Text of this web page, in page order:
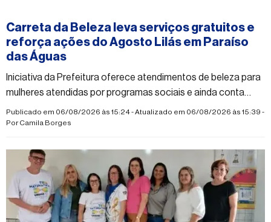
Carreta da Beleza leva serviços gratuitos e
reforça ações do Agosto Lilás em Paraíso
das Águas
Iniciativa da Prefeitura oferece atendimentos de beleza para
mulheres atendidas por programas sociais e ainda conta
com vagas disponíveis
Publicado em 06/08/2026 às 15:24 - Atualizado em 06/08/2026 às 15:39 -
PorCamila Borges